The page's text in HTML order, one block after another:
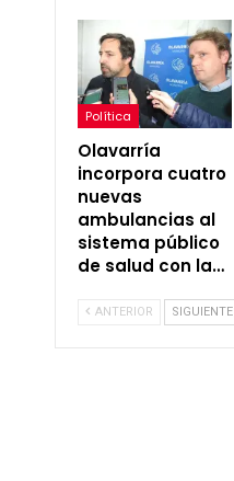
Política
Olavarría
incorpora cuatro
nuevas
ambulancias al
sistema público
de salud con la…
ANTERIOR SIGUIENTE